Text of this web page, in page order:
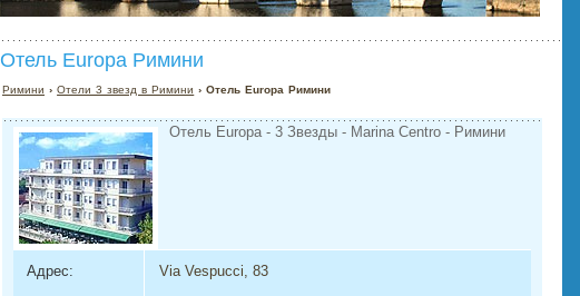
Отель Europa Римини
Римини ›Отели 3 звезд в Римини › Отель Europa Римини
Отель Europa - 3 Звезды - Marina Centro - Римини
Адрес: Via Vespucci, 83